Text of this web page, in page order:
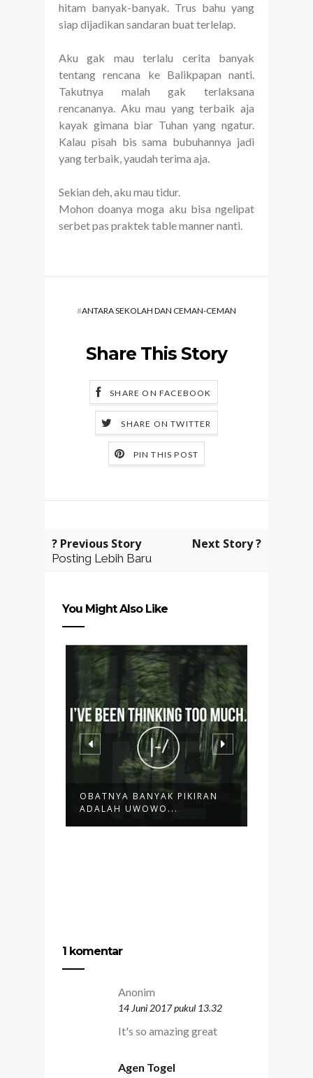
hitam banyak-banyak. Trus bahu yang
siap dijadikan sandaran buat terlelap.
Aku gak mau terlalu cerita banyak
tentang rencana ke Balikpapan nanti.
Takutnya malah gak terlaksana
rencananya. Aku mau yang terbaik aja
kayak gimana biar Tuhan yang ngatur.
Kalau pisah bis sama bubuhannya jadi
yang terbaik, yaudah terima aja.
Sekian deh, aku mau tidur.
Mohon doanya moga aku bisa ngelipat
serbet pas praktek table manner nanti.
#ANTARA SEKOLAH DAN CEMAN-CEMAN
Share This Story
SHARE ON FACEBOOK
SHARE ON TWITTER
PIN THIS POST
? Previous Story
Posting Lebih Baru
Next Story ?
You Might Also Like
OBATNYA BANYAK PIKIRAN
ADALAH UWOWO...
1 komentar
Anonim
14 Juni 2017 pukul 13.32
It's so amazing great
Agen Togel